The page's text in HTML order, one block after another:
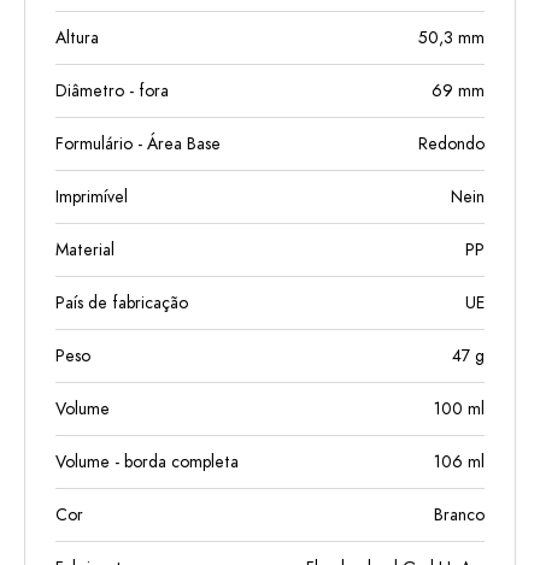
Altura 50,3 mm
Diâmetro - fora 69 mm
Formulário - Área Base Redondo
Imprimível Nein
Material PP
País de fabricação UE
Peso 47 g
Volume 100 ml
Volume - borda completa 106 ml
Cor Branco